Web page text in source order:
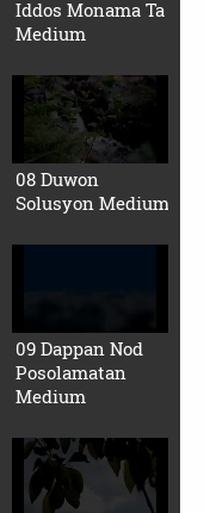
Oh Monama, Po-
ingkon Ad Bo
(Small File)
ungkay dos Suhu
Rin (Small File)
01 OMALRACDI